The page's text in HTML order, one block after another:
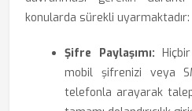
konularda sürekli uyarmaktadır:
Şifre Paylaşımı:
mobil şifrenizi veya
telefonla arayarak